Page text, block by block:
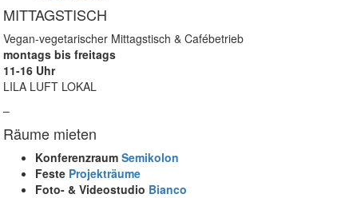
MITTAGSTISCH
Vegan-vegetarischer Mittagstisch & Cafébetrieb
montags bis freitags
11-16 Uhr
LILA LUFT LOKAL
–
Räume mieten
Konferenzraum Semikolon
Feste Projekträume
Foto- & Videostudio Bianco